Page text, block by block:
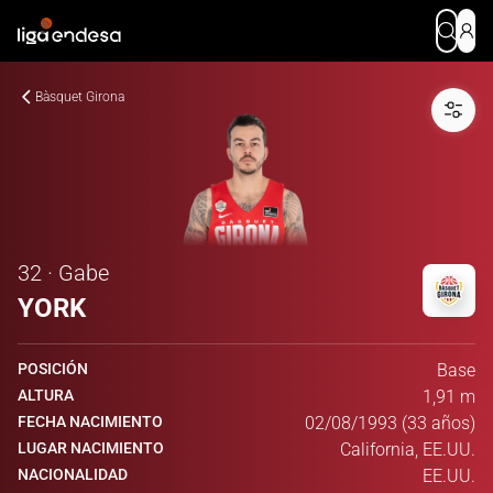
Bàsquet Girona
32 · Gabe
YORK
POSICIÓN Base
ALTURA 1,91 m
FECHA NACIMIENTO 02/08/1993 (33 años)
LUGAR NACIMIENTO California, EE.UU.
NACIONALIDAD EE.UU.